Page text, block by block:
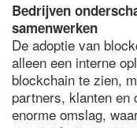
Bedrijven
samenwerken
De adoptie van
alleen een interne
blockchain te zien,
partners, klanten en
enorme omslag,